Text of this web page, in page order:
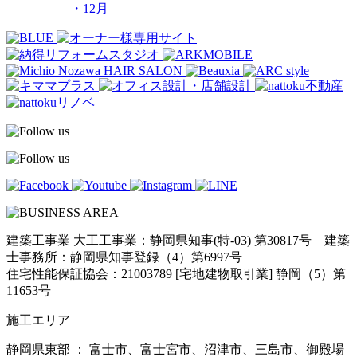
・12月
建築工事業 大工工事業：静岡県知事(特-03) 第30817号 建築
士事務所：静岡県知事登録（4）第6997号
住宅性能保証協会：21003789 [宅地建物取引業] 静岡（5）第
11653号
施工エリア
静岡県東部 ： 富士市、富士宮市、沼津市、三島市、御殿場